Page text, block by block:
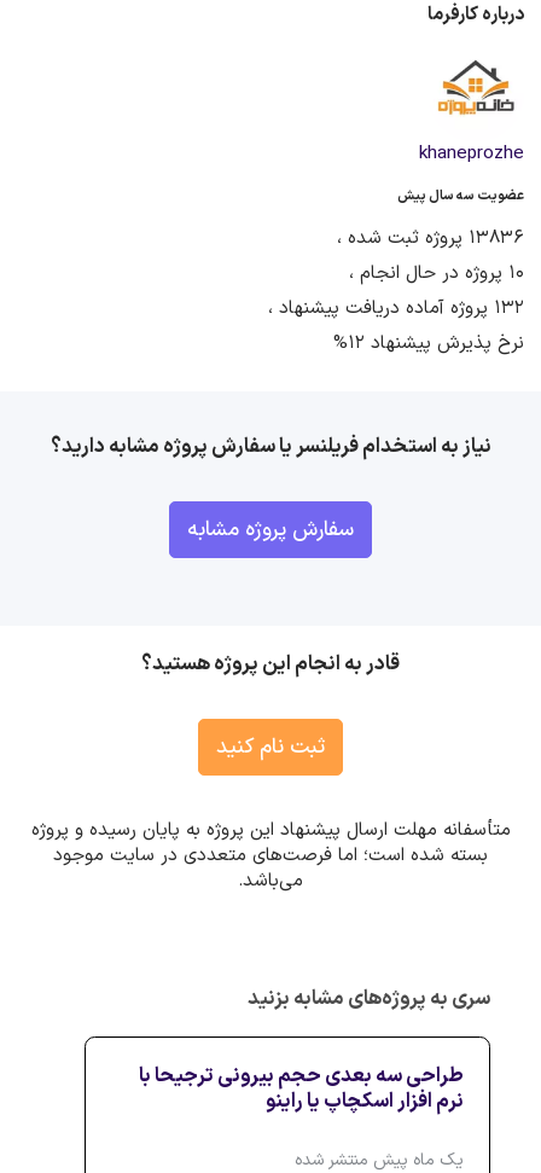
درباره کارفرما
khaneprozhe
عضویت سه سال پیش
13836 پروژه ثبت شده ،
10 پروژه در حال انجام ،
132 پروژه آماده دریافت پیشنهاد ،
نرخ پذیرش پیشنهاد 12%
نیاز به استخدام فریلنسر یا سفارش پروژه مشابه دارید؟
سفارش پروژه مشابه
قادر به انجام این پروژه هستید؟
ثبت نام کنید
متأسفانه مهلت ارسال پیشنهاد این پروژه به پایان رسیده و پروژه
بسته شده است؛ اما فرصت‌های متعددی در سایت موجود
می‌باشد.
سری به پروژه‌های مشابه بزنید
طراحی سه بعدی حجم بیرونی ترجیحا با
نرم افزار اسکچاپ یا راینو
یک ماه پیش منتشر شده